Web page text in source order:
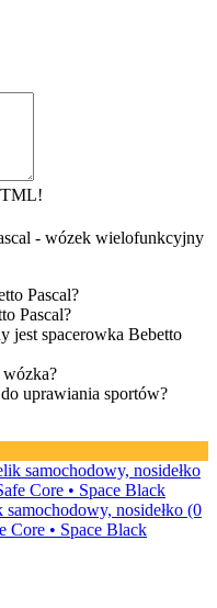
- wózek wielofunkcyjny
Pascal?
Pascal?
jest spacerowka Bebetto
uprawiania sportów?
nosidełko (0
Core • Space Black